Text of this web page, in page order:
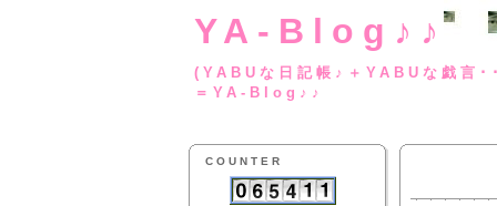
YA-Blog♪♪
(YABUな日記帳♪
＝YA-Blog♪♪
COUNTER